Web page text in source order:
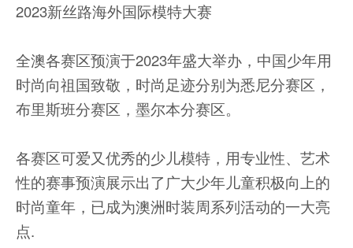
2023新丝路海外国际模特大赛
全澳各赛区预演于2023年盛大举办，中国少年用
时尚向祖国致敬，时尚足迹分别为悉尼分赛区，
布里斯班分赛区，墨尔本分赛区。
各赛区可爱又优秀的少儿模特，用专业性、艺术
性的赛事预演展示出了广大少年儿童积极向上的
时尚童年，已成为澳洲时装周系列活动的一大亮
点.